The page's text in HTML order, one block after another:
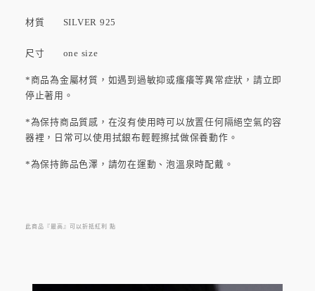
材質 SILVER 925
尺寸 one size
*商品為金屬材質，如遇到過敏抑或瘙癢等異常症狀，請立即
停止著用。
*為保持商品質感，在沒有使用時可以放置任何隔絕空氣的容
器裡，日常可以使用拭銀布輕輕擦拭做保養動作。
*為保持飾品色澤，請勿在運動、泡溫泉時配戴。
此商品『最高』可以折抵紅利 點